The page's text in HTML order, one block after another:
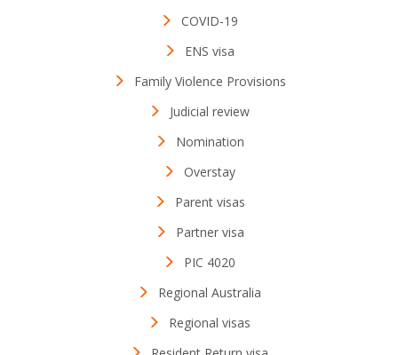
COVID-19
ENS visa
Family Violence Provisions
Judicial review
Nomination
Overstay
Parent visas
Partner visa
PIC 4020
Regional Australia
Regional visas